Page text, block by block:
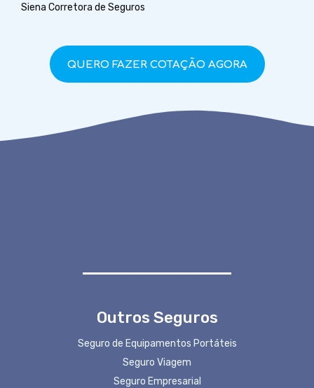
Siena Corretora de Seguros
QUERO FAZER COTAÇÃO AGORA
Outros Seguros
Seguro de Equipamentos Portáteis
Seguro Viagem
Seguro Empresarial